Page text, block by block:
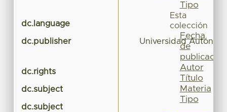
dc.language
dc.publisher Universidad
dc.rights
dc.subject
dc.subject
Tipo
Esta
colección
Fecha
de
publicación
Autor
Título
Materia
Tipo